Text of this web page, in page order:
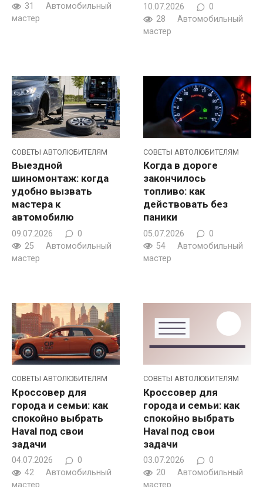
31
Автомобильный
мастер
10.07.2026
0
28
Автомобильный
мастер
CОВЕТЫ АВТОЛЮБИТЕЛЯМ
Выездной
шиномонтаж: когда
удобно вызвать
мастера к
автомобилю
09.07.2026
0
25
Автомобильный
мастер
CОВЕТЫ АВТОЛЮБИТЕЛЯМ
Когда в дороге
закончилось
топливо: как
действовать без
паники
05.07.2026
0
54
Автомобильный
мастер
CОВЕТЫ АВТОЛЮБИТЕЛЯМ
Кроссовер для
города и семьи: как
спокойно выбрать
Haval под свои
задачи
04.07.2026
0
42
Автомобильный
CОВЕТЫ АВТОЛЮБИТЕЛЯМ
Кроссовер для
города и семьи: как
спокойно выбрать
Haval под свои
задачи
03.07.2026
0
20
Автомобильный